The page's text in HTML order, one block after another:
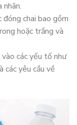
đóng chai bao gồm
hoặc trắng và
các yếu tố như
các yêu cầu về